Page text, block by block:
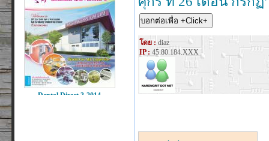
โดย :diaz
IP : 45.80.184.XXX